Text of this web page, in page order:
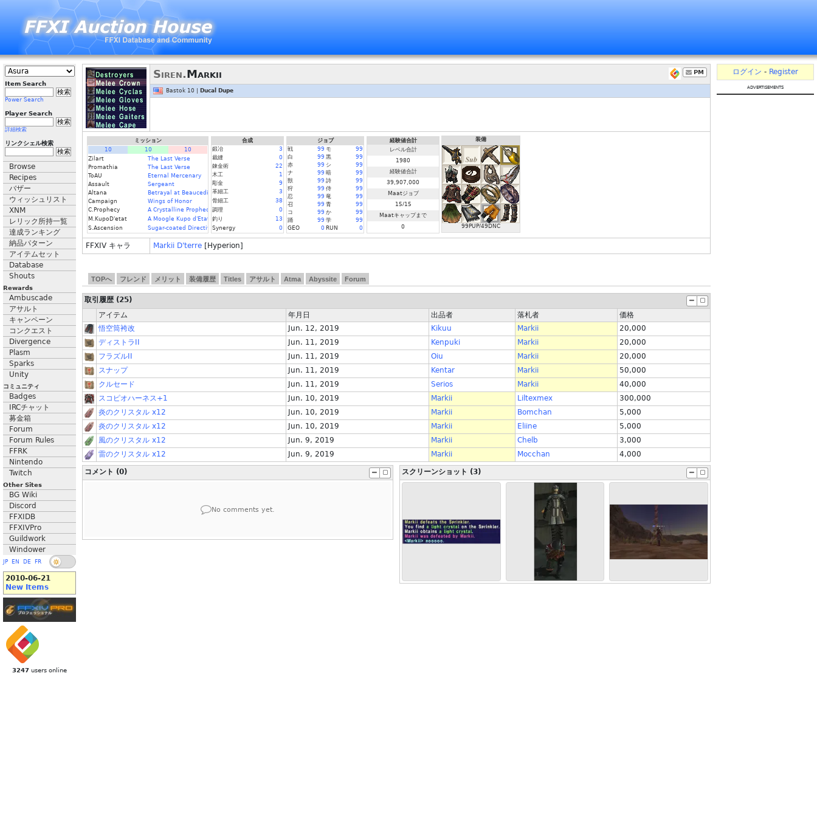
Item Search
Power Search
Player Search
詳細検索
リンクシェル検索
Browse
Recipes
バザー
ウィッシュリスト
XNM
レリック所持一覧
達成ランキング
納品パターン
アイテムセット
Database
Shouts
Rewards
Ambuscade
アサルト
キャンペーン
コンクエスト
Divergence
Plasm
Sparks
Unity
コミュニティ
Badges
IRCチャット
募金箱
Forum
Forum Rules
FFRK
Nintendo
Twitch
Other Sites
BG Wiki
Discord
FFXIDB
FFXIVPro
Guildwork
Windower
JP EN DE FR
2010-06-21
New Items
3247 users online
PM
Siren.Markii
Bastok 10 | Ducal Dupe
ミッション
10
10
10
Zilart
The Last Verse
Promathia
The Last Verse
ToAU
Eternal Mercenary
Assault
Sergeant
Altana
Betrayal at Beaucedine
Campaign
Wings of Honor
C.Prophecy
A Crystalline Prophecy (Fin.)
M.KupoD'etat
A Moogle Kupo d'Etat (Fin.)
S.Ascension
Sugar-coated Directive
合成
鍛冶
3
裁縫
0
錬金術
22
木工
1
彫金
9
革細工
3
骨細工
38
調理
0
釣り
13
Synergy
0
ジョブ
戦
99 モ
99
白
99 黒
99
赤
99 シ
99
ナ
99 暗
99
獣
99 詩
99
狩
99 侍
99
忍
99 竜
99
召
99 青
99
コ
99 か
99
踊
99 学
99
GEO
0 RUN 0
経験値合計
レベル合計
1980
経験値合計
39,907,000
Maatジョブ
15/15
Maatキャップまで
0
装備
99PUP/49DNC
FFXIV キャラ Markii D'terre [Hyperion]
TOPへ フレンド メリット 装備履歴 Titles アサルト Atma Abyssite Forum
取引履歴 (25)
アイテム
年月日 出品者 落札者
価格
悟空筒袴改
Jun. 12, 2019 Kikuu Markii
20,000
ディストラII
Jun. 11, 2019 Kenpuki Markii
20,000
フラズルII
Jun. 11, 2019 Oiu Markii
20,000
スナップ
Jun. 11, 2019 Kentar Markii
50,000
クルセード
Jun. 11, 2019 Serios Markii
40,000
スコピオハーネス+1
Jun. 10, 2019 Markii Liltexmex
300,000
炎のクリスタル x12
Jun. 10, 2019 Markii Bomchan
5,000
炎のクリスタル x12
Jun. 10, 2019 Markii Eliine
5,000
風のクリスタル x12
Jun. 9, 2019 Markii Chelb
3,000
雷のクリスタル x12
Jun. 9, 2019 Markii Mocchan 4,000
コメント (0)
No comments yet.
スクリーンショット (3)
ログイン - Register
advertisements